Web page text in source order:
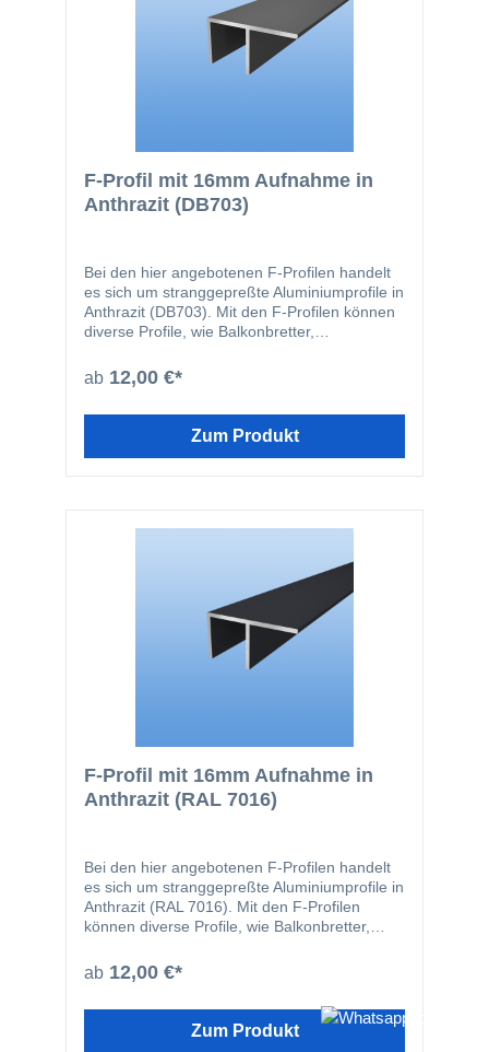
F-Profil mit 16mm Aufnahme in
Anthrazit (DB703)
Bei den hier angebotenen F-Profilen handelt
es sich um stranggepreßte Aluminiumprofile in
Anthrazit (DB703). Mit den F-Profilen können
diverse Profile, wie Balkonbretter,
problemlos an der Hauswand angeschlagen
werden. Selbstverständlich können auch alle
diesen Profilen verlegt werden.
ab 12,00 €*
Zum Produkt
F-Profil mit 16mm Aufnahme in
Anthrazit (RAL 7016)
Bei den hier angebotenen F-Profilen handelt
es sich um stranggepreßte Aluminiumprofile in
Anthrazit (RAL 7016). Mit den F-Profilen
können diverse Profile, wie Balkonbretter,
problemlos an der Hauswand angeschlagen
werden. Selbstverständlich können auch alle
anderen Artikel mit einer Stärke von 16mm mit
diesen Profilen verlegt werden.
ab 12,00 €*
Zum Produkt